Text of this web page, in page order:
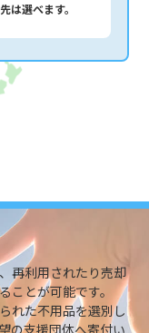
は選べます。
再利用されたり売却
ことが可能です。
れた不用品を選別し